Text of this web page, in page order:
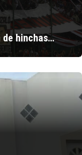
hinchas…